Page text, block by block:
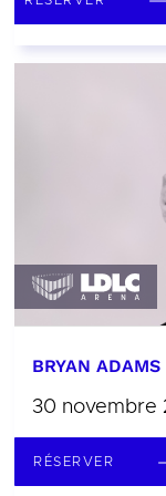
BRYAN ADAMS
30 novembre
RÉSERVER